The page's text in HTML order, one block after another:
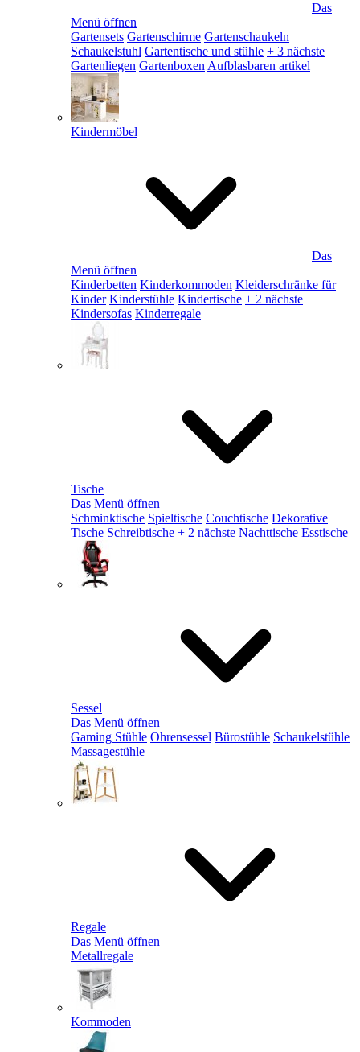
Das
Menü öffnen
Gartensets Gartenschirme Gartenschaukeln
Schaukelstuhl Gartentische und stühle + 3 nächste
Gartenliegen Gartenboxen Aufblasbaren artikel
Kindermöbel
Das
Menü öffnen
Kinderbetten Kinderkommoden Kleiderschränke für
Kinder Kinderstühle Kindertische + 2 nächste
Kindersofas Kinderregale
Tische
Das Menü öffnen
Schminktische Spieltische Couchtische Dekorative
Tische Schreibtische + 2 nächste Nachttische Esstische
Sessel
Das Menü öffnen
Gaming Stühle Ohrensessel Bürostühle Schaukelstühle
Massagestühle
Regale
Das Menü öffnen
Metallregale
Kommoden